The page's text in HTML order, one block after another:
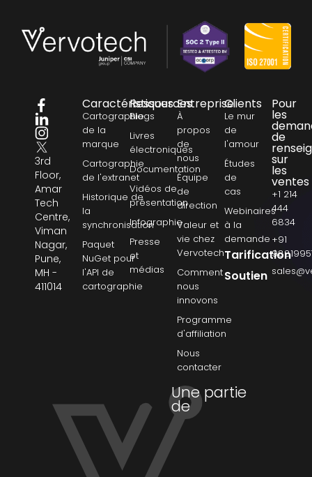
3rd
Floor,
Amar
Tech
Centre,
Viman
Nagar,
Pune,
MH -
411014
Caractéristiques
Cartographie
de la
marque
Cartographie
de l'extranet
Historique de
la
synchronisation
Paquet
NuGet pour
l'API de
cartographie
Ressources
Blogs
Livres
électroniques
Documentation
Vidéos de
présentation
Infographie
Presse
et
médias
Entreprise
À
propos
de
nous
Équipe
de
direction
Valeur et
vie chez
Vervotech
Comment
nous
innovons
Programme
d'affiliation
Nous
contacter
Clients
Le mur
de
l'amour
Études
de
cas
Webinaires
à la
demande
Tarification
Soutien
Pour
les
de
sur
les
ventes
+1 214
444
6834
+91
Une partie
de